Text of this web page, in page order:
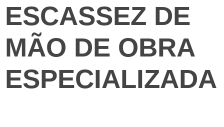
ESCASSEZ DE
MÃO DE OBRA
ESPECIALIZADA